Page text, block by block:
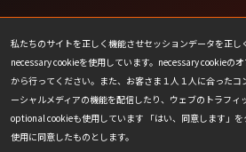
私たちのサイトを正しく機能させセッションデータを正
necessary cookieを使用しています。necessary cookieの
から行ってください。また、お客さま１人１人に合った
ーシャルメディアの機能を配信したり、ウェブのトラフィ
optional cookieも使用しています 「はい、同意します」
使用に同意したものとします。
ファンコンテンツ・ポリシー
個人
ない
COOKIE
プレス
会社情報
お問